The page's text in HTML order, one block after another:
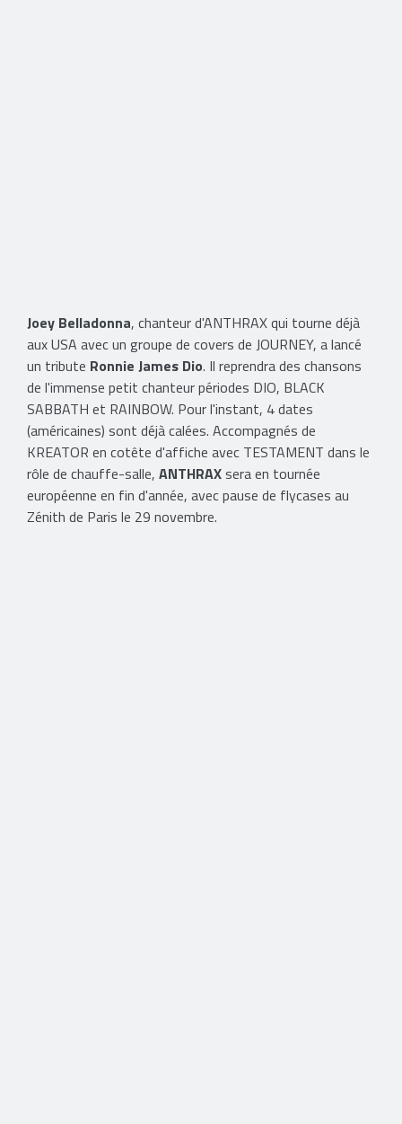
​Joey Belladonna, chanteur d'ANTHRAX qui tourne déjà
aux USA avec un groupe de covers de JOURNEY, a lancé
un tribute Ronnie James Dio. Il reprendra des chansons
de l'immense petit chanteur périodes DIO, BLACK
SABBATH et RAINBOW. Pour l'instant, 4 dates
(américaines) sont déjà calées. Accompagnés de
KREATOR en cotête d'affiche avec TESTAMENT dans le
rôle de chauffe-salle, ANTHRAXsera en tournée
européenne en fin d'année, avec pause de flycases au
Zénith de Paris le 29 novembre.